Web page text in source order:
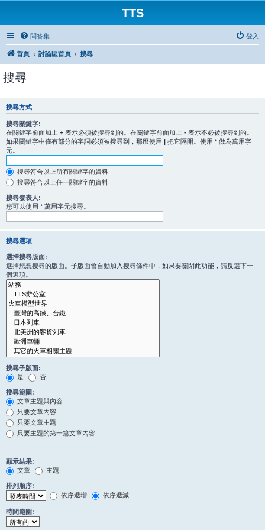
TTS
問答集 登入
首頁 討論區首頁 搜尋
搜尋
搜尋方式
搜尋關鍵字:
在關鍵字前面加上 + 表示必須被搜尋到的。在關鍵字前面加上 - 表示不必被搜尋到的。
如果關鍵字中僅有部分的字詞必須被搜尋到，那麼使用 | 把它隔開。使用 * 做為萬用字
元。
搜尋符合以上所有關鍵字的資料
搜尋符合以上任一關鍵字的資料
搜尋發表人:
您可以使用 * 萬用字元搜尋。
搜尋選項
選擇搜尋版面:
選擇您想搜尋的版面。子版面會自動加入搜尋條件中，如果要關閉此功能，請反選下一
個選項。
搜尋子版面:
是
否
搜尋範圍:
文章主題與內容
只要文章內容
只要文章主題
只要主題的第一篇文章內容
顯示結果:
文章
主題
排列順序:
依序遞增
依序遞減
時間範圍: